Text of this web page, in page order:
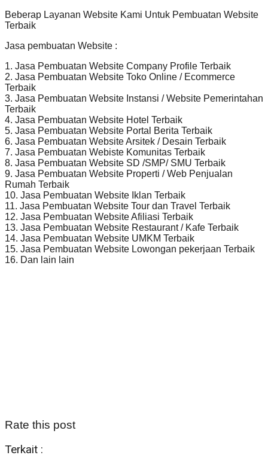
Beberap Layanan Website Kami Untuk Pembuatan Website
Terbaik
Jasa pembuatan Website :
1. Jasa Pembuatan Website Company Profile Terbaik
2. Jasa Pembuatan Website Toko Online / Ecommerce
Terbaik
3. Jasa Pembuatan Website Instansi / Website Pemerintahan
Terbaik
4. Jasa Pembuatan Website Hotel Terbaik
5. Jasa Pembuatan Website Portal Berita Terbaik
6. Jasa Pembuatan Website Arsitek / Desain Terbaik
7. Jasa Pembuatan Webiste Komunitas Terbaik
8. Jasa Pembuatan Website SD /SMP/ SMU Terbaik
9. Jasa Pembuatan Website Properti / Web Penjualan
Rumah Terbaik
10. Jasa Pembuatan Website Iklan Terbaik
11. Jasa Pembuatan Website Tour dan Travel Terbaik
12. Jasa Pembuatan Website Afiliasi Terbaik
13. Jasa Pembuatan Website Restaurant / Kafe Terbaik
14. Jasa Pembuatan Website UMKM Terbaik
15. Jasa Pembuatan Website Lowongan pekerjaan Terbaik
16. Dan lain lain
Rate this post
Terkait :